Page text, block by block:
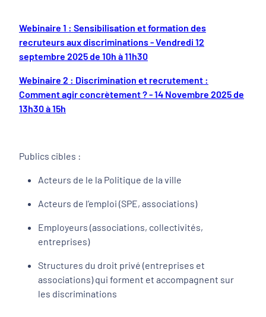
Webinaire 1 : Sensibilisation et formation des
recruteurs aux discriminations - Vendredi 12
septembre 2025 de 10h à 11h30
Webinaire 2 : Discrimination et recrutement :
Comment agir concrètement ? - 14 Novembre 2025 de
13h30 à 15h
Publics cibles :
Acteurs de le la Politique de la ville
Acteurs de l’emploi (SPE, associations)
Employeurs (associations, collectivités,
entreprises)
Structures du droit privé (entreprises et
associations) qui forment et accompagnent sur
les discriminations